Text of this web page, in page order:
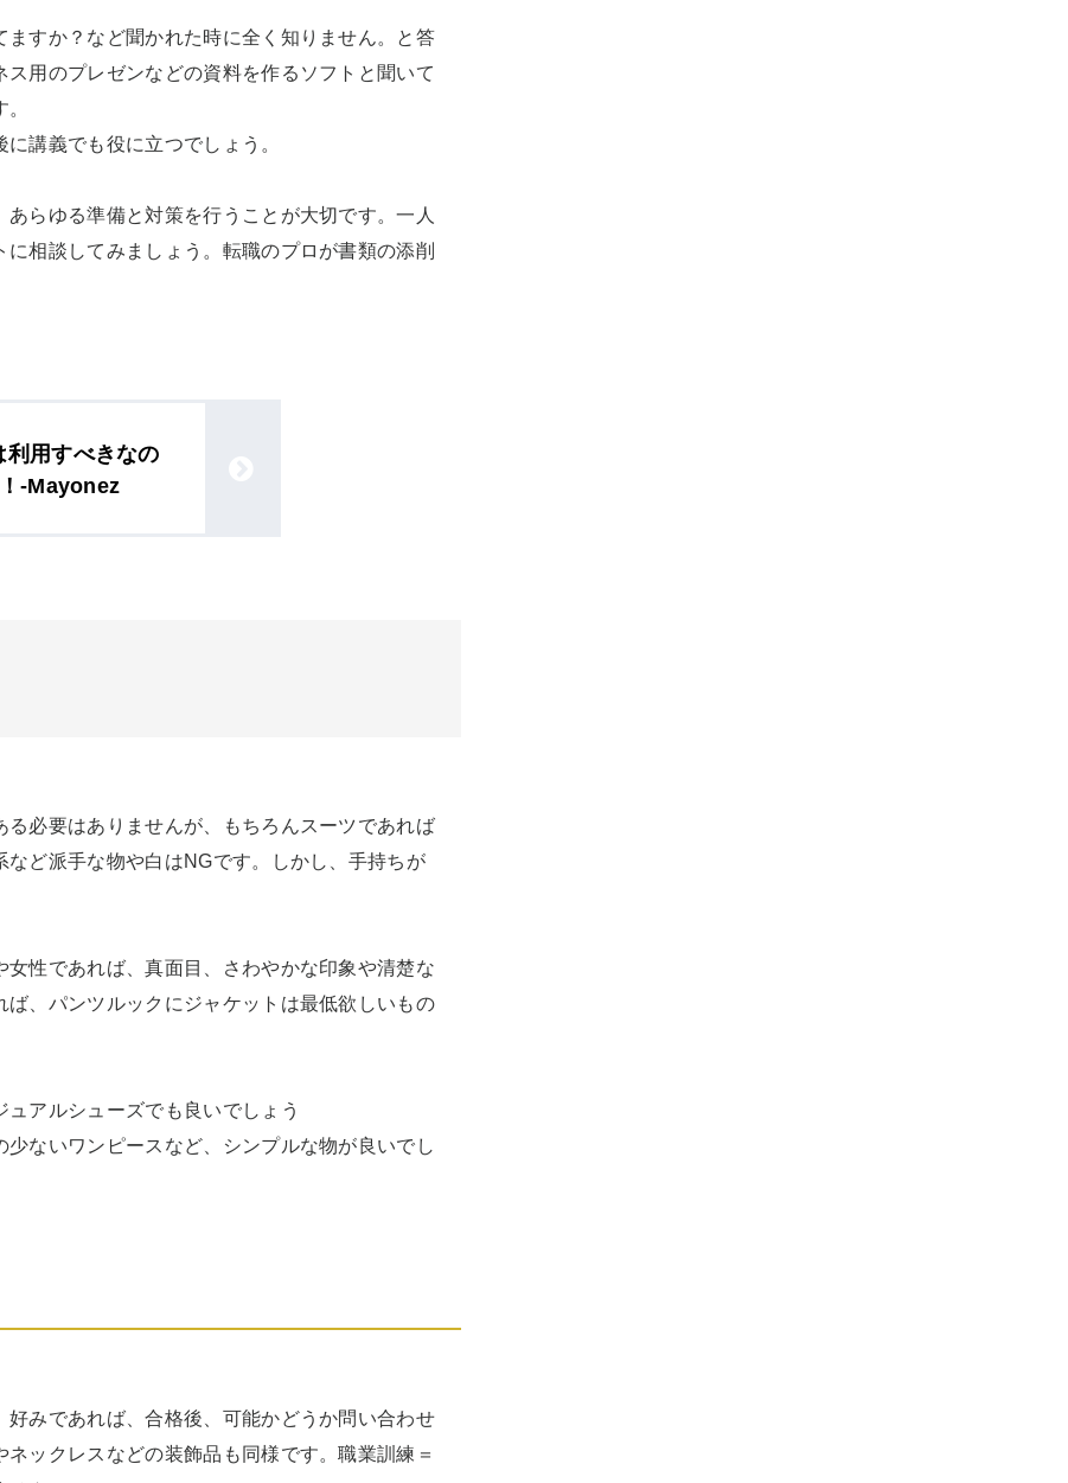
すか？など聞かれた時に全く知りません。と答
用のプレゼンなどの資料を作るソフトと聞いて
講義でも役に立つでしょう。
らゆる準備と対策を行うことが大切です。一人
相談してみましょう。転職のプロが書類の添削
利用すべきなの
-Mayonez
必要はありませんが、もちろんスーツであれば
ど派手な物や白はNGです。しかし、手持ちが
性であれば、真面目、さわやかな印象や清楚な
、パンツルックにジャケットは最低欲しいもの
アルシューズでも良いでしょう
ないワンピースなど、シンプルな物が良いでし
みであれば、合格後、可能かどうか問い合わせ
ックレスなどの装飾品も同様です。職業訓練＝